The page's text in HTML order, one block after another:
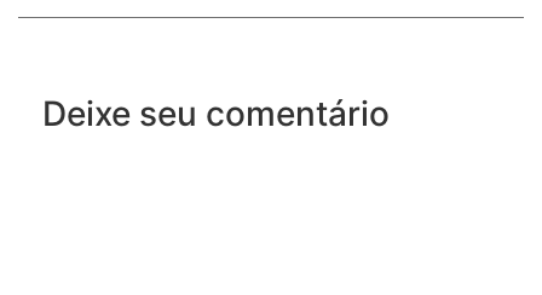
Deixe seu comentário